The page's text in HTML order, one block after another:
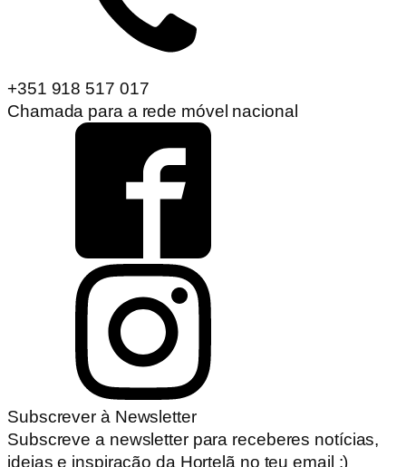
+351 918 517 017
Chamada para a rede móvel nacional
Subscrever à Newsletter
Subscreve a newsletter para receberes notícias,
ideias e inspiração da Hortelã no teu email :)